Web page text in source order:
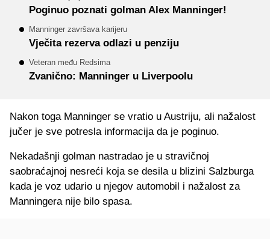
Poginuo poznati golman Alex Manninger!
Manninger završava karijeru
Vječita rezerva odlazi u penziju
Veteran među Redsima
Zvanično: Manninger u Liverpoolu
Nakon toga Manninger se vratio u Austriju, ali nažalost
jučer je sve potresla informacija da je poginuo.
Nekadašnji golman nastradao je u stravičnoj
saobraćajnoj nesreći koja se desila u blizini Salzburga
kada je voz udario u njegov automobil i nažalost za
Manningera nije bilo spasa.